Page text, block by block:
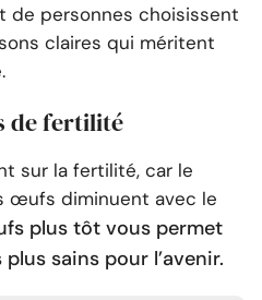
de personnes choisissent
claires qui méritent
de fertilité
sur la fertilité, car le
œufs diminuent avec le
plus tôt vous permet
sains pour l’avenir.